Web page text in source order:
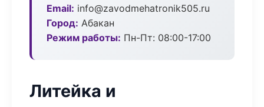
Email: info@zavodmehatronik505.ru
Город: Абакан
Режим работы: Пн-Пт: 08:00-17:00
Литейка и